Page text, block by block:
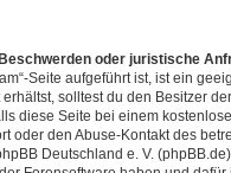
oder juristische
Seite aufgeführt ist, ist ein
solltest du den Besitzer
diese Seite bei einem
oder den Abuse-Kontakt des
Deutschland e. V.